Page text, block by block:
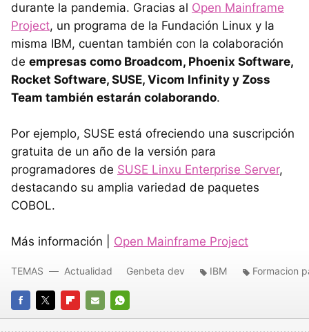
durante la pandemia. Gracias al Open Mainframe
Project, un programa de la Fundación Linux y la
misma IBM, cuentan también con la colaboración
de empresas como Broadcom, Phoenix Software,
Rocket Software, SUSE, Vicom Infinity y Zoss
Team también estarán colaborando.
Por ejemplo, SUSE está ofreciendo una suscripción
gratuita de un año de la versión para
programadores de SUSE Linxu Enterprise Server,
destacando su amplia variedad de paquetes
COBOL.
Más información | Open Mainframe Project
FACEBOOK
TWITTERFLIPBOARD
E-
WHATSAPP
TEMAS Actualidad Genbeta dev IBM Formacion